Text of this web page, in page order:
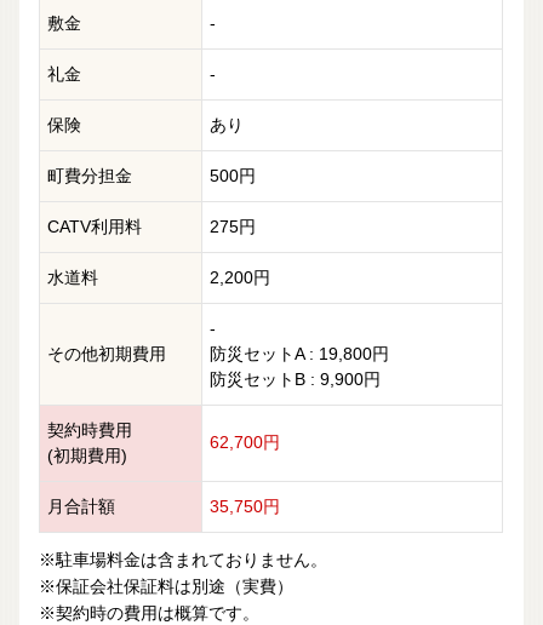
敷金 -
礼金 -
保険 あり
町費分担金 500円
CATV利用料 275円
水道料 2,200円
その他初期費用
-
防災セットA : 19,800円
防災セットB : 9,900円
契約時費用
(初期費用)
62,700円
月合計額 35,750円
※駐車場料金は含まれておりません。
※保証会社保証料は別途（実費）
※契約時の費用は概算です。